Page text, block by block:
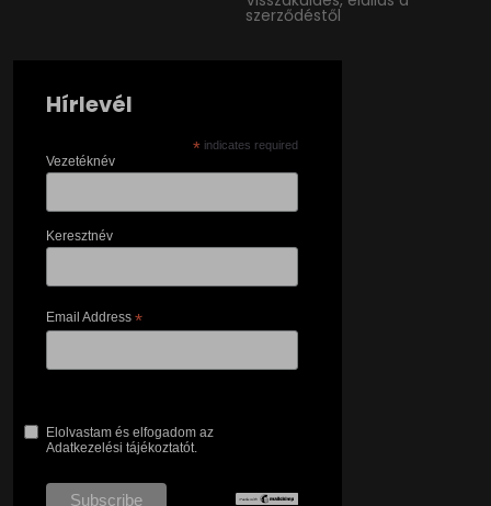
szerződéstől
Hírlevél
* indicates required
Vezetéknév
Keresztnév
Email Address *
Elolvastam és elfogadom az
Adatkezelési tájékoztatót.